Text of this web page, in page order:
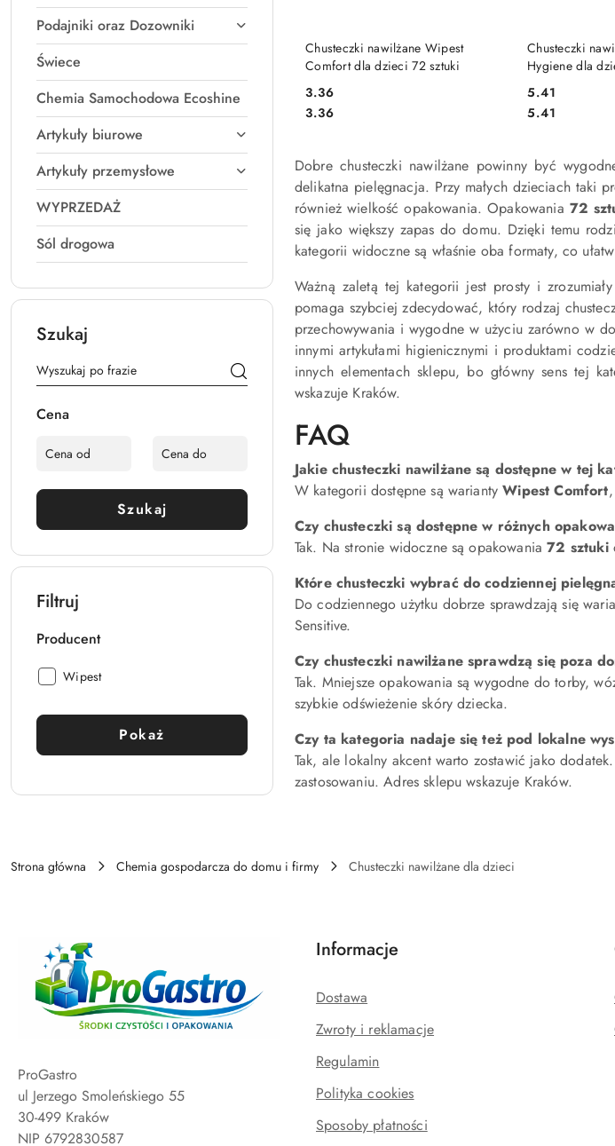
Podajniki oraz Dozowniki
Świece
Chemia Samochodowa Ecoshine
Artykuły biurowe
Artykuły przemysłowe
WYPRZEDAŻ
Sól drogowa
Szukaj
Cena
Szukaj
Filtruj
Producent
Producent:
Wipest
Pokaż
Chusteczki nawilżane Wipest
Comfort dla dzieci 72 sztuki
Cena:
3.36
Cena:
3.36
PRODUKT NIEDOSTĘPNY
Chusteczki
Hygiene dla
Cena:
5.41
Cena:
5.41
Dobre chusteczki nawilżane powinny być
delikatna pielęgnacja. Przy małych dzieciach taki
również wielkość opakowania. Opakowania 72
się jako większy zapas do domu. Dzięki temu
kategorii widoczne są właśnie oba formaty, co
Ważną zaletą tej kategorii jest prosty i
pomaga szybciej zdecydować, który rodzaj
przechowywania i wygodne w użyciu zarówno w
innymi artykułami higienicznymi i produktami
innych elementach sklepu, bo główny sens tej
wskazuje Kraków.
FAQ
Jakie chusteczki nawilżane są dostępne w tej
W kategorii dostępne są wariantyWipest Comfort,
Czy chusteczki są dostępne w różnych
Tak. Na stronie widoczne są opakowania72 sztuki
Które chusteczki wybrać do codziennej
Do codziennego użytku dobrze sprawdzają się
Sensitive.
Czy chusteczki nawilżane sprawdzą się poza
Tak. Mniejsze opakowania są wygodne do torby,
szybkie odświeżenie skóry dziecka.
Czy ta kategoria nadaje się też pod lokalne
Tak, ale lokalny akcent warto zostawić jako
zastosowaniu. Adres sklepu wskazuje Kraków.
Strona główna Chemia gospodarcza do domu i firmy Chusteczki nawilżane dla dzieci
ProGastro
ul Jerzego Smoleńskiego 55
30-499 Kraków
NIP 6792830587
Informacje
Dostawa
Zwroty i reklamacje
Regulamin
Polityka cookies
Sposoby płatności